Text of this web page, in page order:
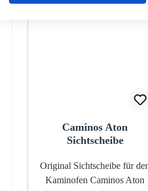
Caminos Aton
Sichtscheibe
Original Sichtscheibe für den
Kaminofen Caminos Aton